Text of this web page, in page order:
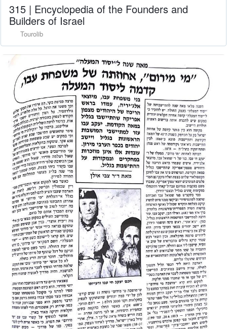
315 | Encyclopedia of the Founders and
Builders of Israel
Tourolib